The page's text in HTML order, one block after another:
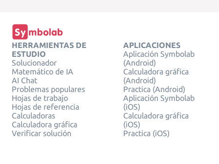
HERRAMIENTAS DE
ESTUDIO
Solucionador
Matemático de IA
AI Chat
Problemas populares
Hojas de trabajo
Hojas de referencia
Calculadoras
Calculadora gráfica
Verificar solución
APLICACIONES
Aplicación Symbolab
(Android)
Calculadora gráfica
(Android)
Practica (Android)
Aplicación Symbolab
(iOS)
Calculadora gráfica
(iOS)
Practica (iOS)